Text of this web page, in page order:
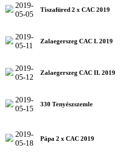
2019-
05-05
Tiszafüred 2 x CAC 2019
2019-
05-11
Zalaegerszeg CAC I. 2019
2019-
05-12
Zalaegerszeg CAC II. 2019
2019-
05-15
330 Tenyészszemle
2019-
05-18
Pápa 2 x CAC 2019